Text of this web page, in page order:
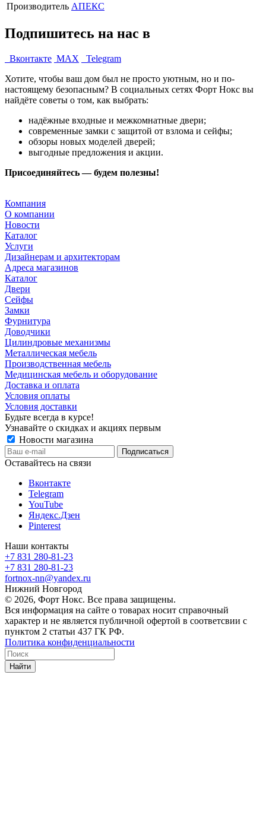
Производитель АПЕКС
Подпишитесь на нас в
Вконтакте MAX
Telegram
Хотите, чтобы ваш дом был не просто уютным, но и по-
настоящему безопасным? В социальных сетях Форт Нокс вы
найдёте советы о том, как выбрать:
надёжные входные и межкомнатные двери;
современные замки с защитой от взлома и сейфы;
обзоры новых моделей дверей;
выгодные предложения и акции.
Присоединяйтесь — будем полезны!
Компания
О компании
Новости
Каталог
Услуги
Дизайнерам и архитекторам
Адреса магазинов
Каталог
Двери
Сейфы
Замки
Фурнитура
Доводчики
Цилиндровые механизмы
Металлическая мебель
Производственная мебель
Медицинская мебель и оборудование
Доставка и оплата
Условия оплаты
Условия доставки
Будьте всегда в курсе!
Узнавайте о скидках и акциях первым
Новости магазина
Оставайтесь на связи
Вконтакте
Telegram
YouTube
Яндекс.Дзен
Pinterest
Наши контакты
+7 831 280-81-23
+7 831 280-81-23
fortnox-nn@yandex.ru
Нижний Новгород
© 2026, Форт Нокс. Все права защищены.
Вся информация на сайте о товарах носит справочный
характер и не является публичной офертой в соответсвии с
пунктом 2 статьи 437 ГК РФ.
Политика конфиденциальности
Найти